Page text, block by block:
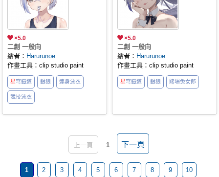
×5.0
二創 一般向
繪者： Harurunoe
作畫工具：clip studio paint
星穹鐵道 銀狼 連身泳衣
競技泳衣
×5.0
二創 一般向
繪者： Harurunoe
作畫工具：clip studio paint
星穹鐵道 銀狼 賭場兔女郎
上一頁 1 下一頁
1 2 3 4 5 6 7 8 9 10